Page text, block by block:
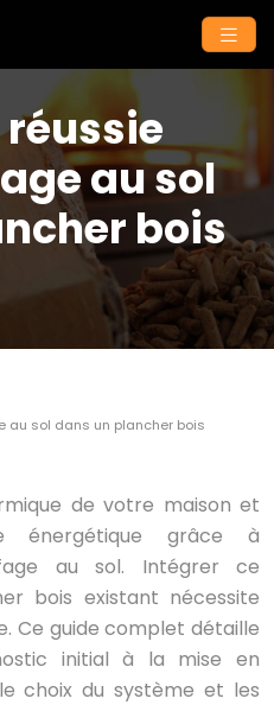
au sol
bois
au sol dans un plancher bois
de votre maison et
énergétique grâce à
au sol. Intégrer ce
bois existant nécessite
Ce guide complet détaille
initial à la mise en
choix du système et les